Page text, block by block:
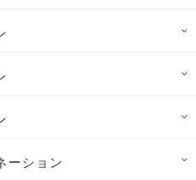
ーション